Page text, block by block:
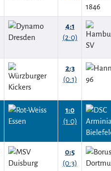
4:1
(2:0)
2:3
(0:1)
1:0
(1:0)
0:5
(0:3)